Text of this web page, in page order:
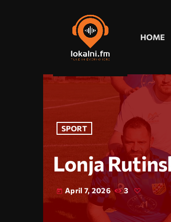
HOME
SPORT
Lonja
today April 7, 2026 3